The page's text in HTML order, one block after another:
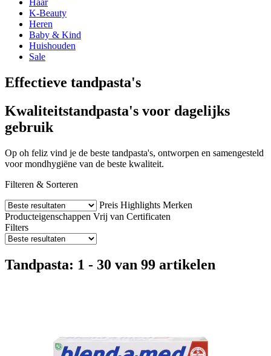
Haar
K-Beauty
Heren
Baby & Kind
Huishouden
Sale
Effectieve tandpasta's
Kwaliteitstandpasta's voor dagelijks
gebruik
Op oh feliz vind je de beste tandpasta's, ontworpen en samengesteld
voor mondhygiëne van de beste kwaliteit.
Filteren & Sorteren
Preis Highlights Merken
Producteigenschappen Vrij van Certificaten
Filters
Tandpasta: 1 - 30 van 99 artikelen